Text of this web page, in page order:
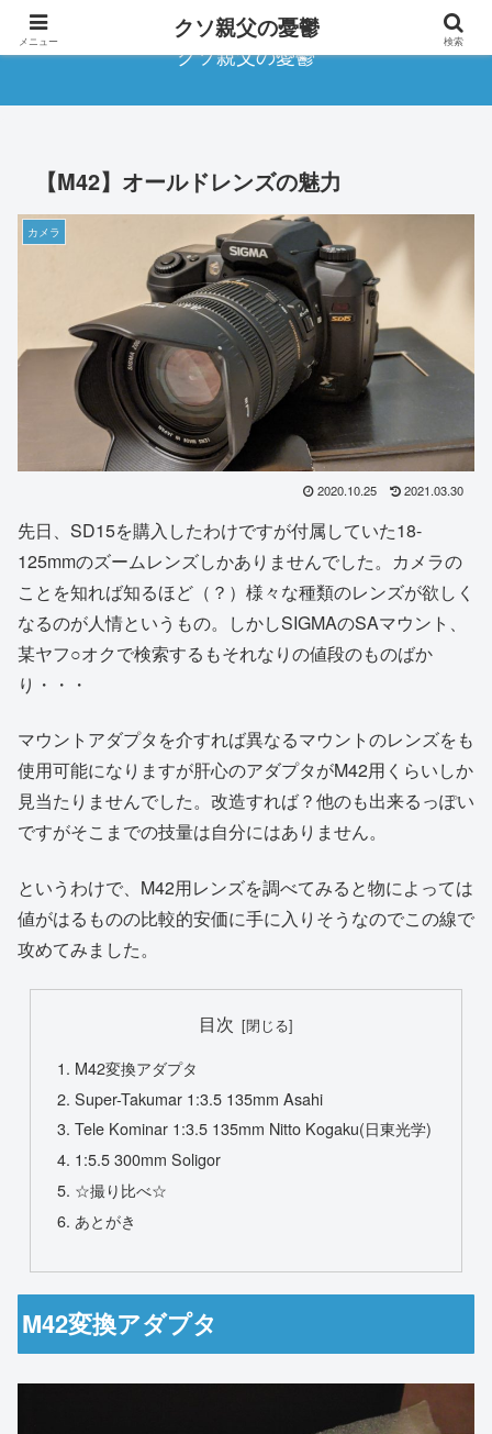
クソ親父の憂鬱
【M42】オールドレンズの魅力
カメラ
2020.10.25 2021.03.30
先日、SD15を購入したわけですが付属していた18-
125mmのズームレンズしかありませんでした。カメラの
ことを知れば知るほど（？）様々な種類のレンズが欲しく
なるのが人情というもの。しかしSIGMAのSAマウント、
某ヤフ○オクで検索するもそれなりの値段のものばか
り・・・
マウントアダプタを介すれば異なるマウントのレンズをも
使用可能になりますが肝心のアダプタがM42用くらいしか
見当たりませんでした。改造すれば？他のも出来るっぽい
ですがそこまでの技量は自分にはありません。
というわけで、M42用レンズを調べてみると物によっては
値がはるものの比較的安価に手に入りそうなのでこの線で
攻めてみました。
目次
M42変換アダプタ
Super-Takumar 1:3.5 135mm Asahi
Tele Kominar 1:3.5 135mm Nitto Kogaku(日東光学)
1:5.5 300mm Soligor
☆撮り比べ☆
あとがき
M42変換アダプタ
メニュー クソ親父の憂鬱 検索